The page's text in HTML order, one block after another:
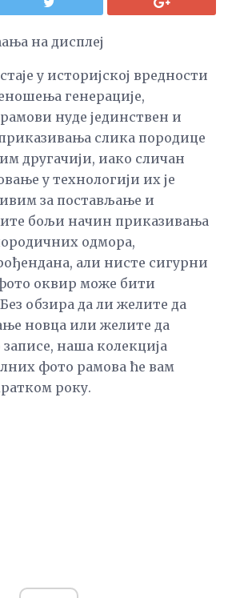
на дисплеј
у историјској вредности
генерације,
нуде јединствен и
слика породице
другачији, иако сличан
у технологији их је
за постављање и
бољи начин приказивања
одмора,
али нисте сигурни
оквир може бити
обзира да ли желите да
новца или желите да
наша колекција
фото рамова ће вам
року.